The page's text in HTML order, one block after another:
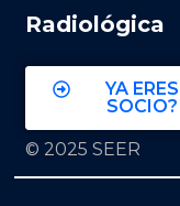
Radiológica
YA ERES
SOCIO?
© 2025 SEER